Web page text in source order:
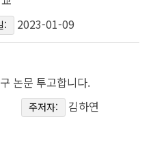
: 2023-01-09
논문 투고합니다.
주저자: 김하연